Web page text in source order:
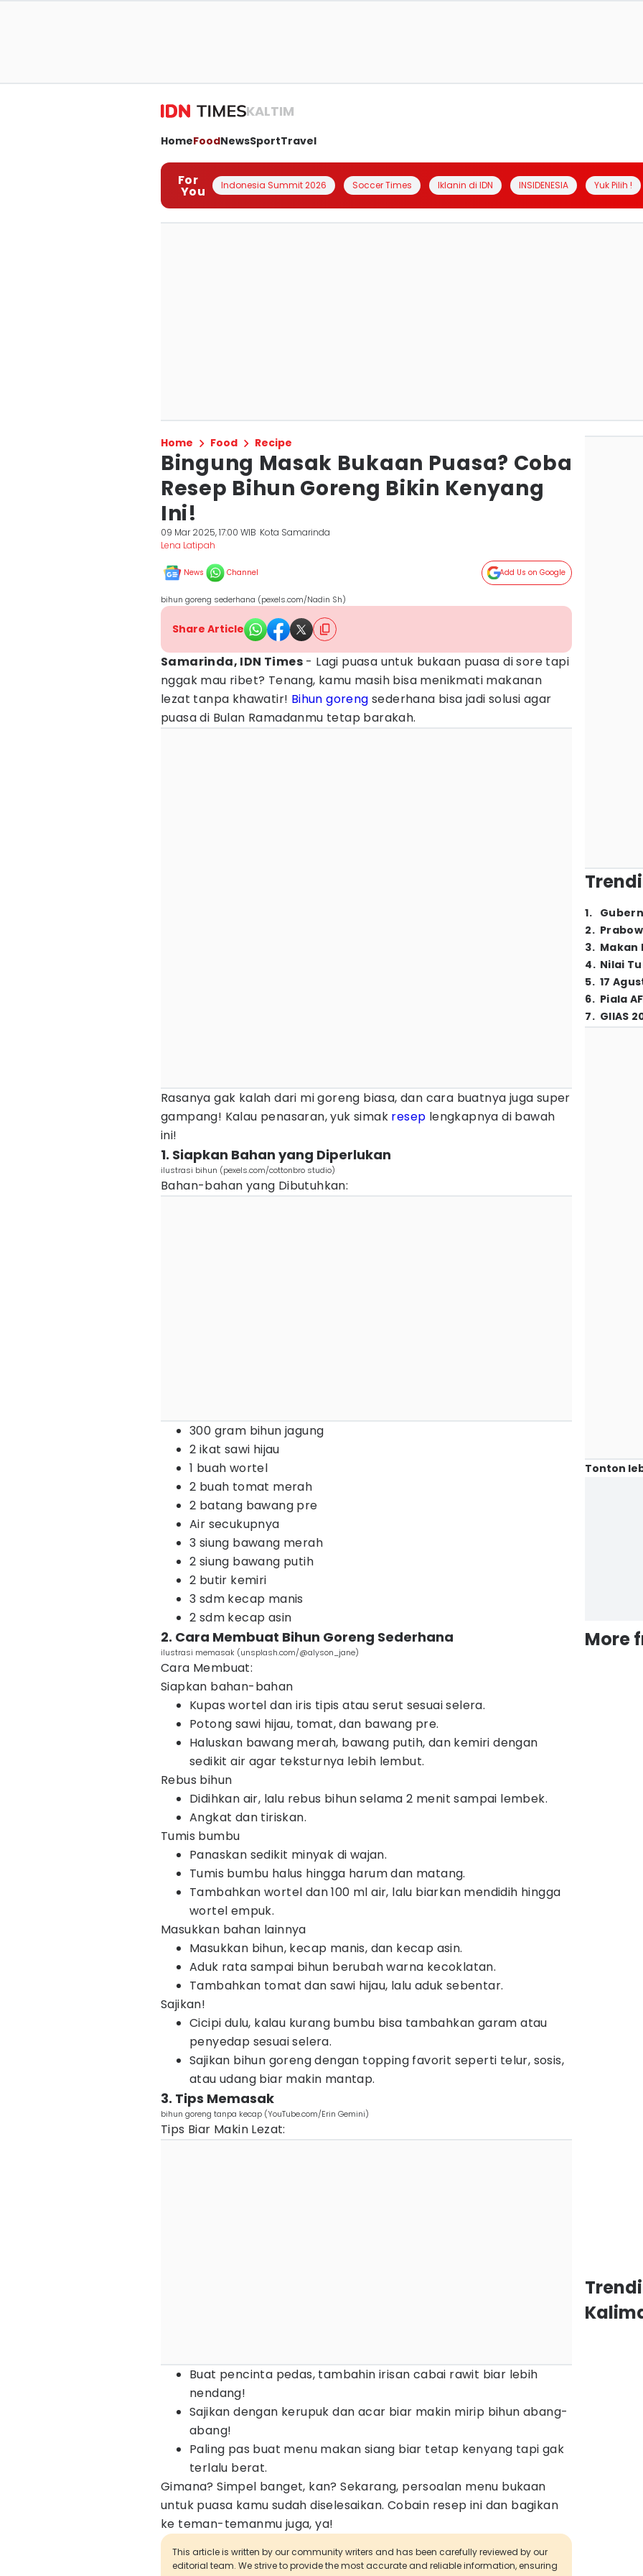
KALTIM
HomeFoodNewsSportTravel
For
You Indonesia Summit 2026 Soccer Times Iklanin di IDN INSIDENESIA Yuk Pilih !
Home Food Recipe
Bingung Masak Bukaan Puasa? Coba
Resep Bihun Goreng Bikin Kenyang
Ini!
09 Mar 2025, 17:00 WIB Kota Samarinda
Lena Latipah
News Channel Add Us on Google
bihun goreng sederhana (pexels.com/Nadin Sh)
Share Article
Samarinda, IDN Times - Lagi puasa untuk bukaan puasa di sore tapi
nggak mau ribet? Tenang, kamu masih bisa menikmati makanan
lezat tanpa khawatir! Bihun goreng sederhana bisa jadi solusi agar
puasa di Bulan Ramadanmu tetap barakah.
Rasanya gak kalah dari mi goreng biasa, dan cara buatnya juga super
gampang! Kalau penasaran, yuk simak resep lengkapnya di bawah
ini!
1. Siapkan Bahan yang Diperlukan
ilustrasi bihun (pexels.com/cottonbro studio)
Bahan-bahan yang Dibutuhkan:
300 gram bihun jagung
2 ikat sawi hijau
1 buah wortel
2 buah tomat merah
2 batang bawang pre
Air secukupnya
3 siung bawang merah
2 siung bawang putih
2 butir kemiri
3 sdm kecap manis
2 sdm kecap asin
2. Cara Membuat Bihun Goreng Sederhana
ilustrasi memasak (unsplash.com/@alyson_jane)
Cara Membuat:
Siapkan bahan-bahan
Kupas wortel dan iris tipis atau serut sesuai selera.
Potong sawi hijau, tomat, dan bawang pre.
Haluskan bawang merah, bawang putih, dan kemiri dengan
sedikit air agar teksturnya lebih lembut.
Rebus bihun
Didihkan air, lalu rebus bihun selama 2 menit sampai lembek.
Angkat dan tiriskan.
Tumis bumbu
Panaskan sedikit minyak di wajan.
Tumis bumbu halus hingga harum dan matang.
Tambahkan wortel dan 100 ml air, lalu biarkan mendidih hingga
wortel empuk.
Masukkan bahan lainnya
Masukkan bihun, kecap manis, dan kecap asin.
Aduk rata sampai bihun berubah warna kecoklatan.
Tambahkan tomat dan sawi hijau, lalu aduk sebentar.
Sajikan!
Cicipi dulu, kalau kurang bumbu bisa tambahkan garam atau
penyedap sesuai selera.
Sajikan bihun goreng dengan topping favorit seperti telur, sosis,
atau udang biar makin mantap.
3. Tips Memasak
bihun goreng tanpa kecap (YouTube.com/Erin Gemini)
Tips Biar Makin Lezat:
Buat pencinta pedas, tambahin irisan cabai rawit biar lebih
nendang!
Sajikan dengan kerupuk dan acar biar makin mirip bihun abang-
abang!
Paling pas buat menu makan siang biar tetap kenyang tapi gak
terlalu berat.
Gimana? Simpel banget, kan? Sekarang, persoalan menu bukaan
untuk puasa kamu sudah diselesaikan. Cobain resep ini dan bagikan
ke teman-temanmu juga, ya!
This article is written by our community writers and has been carefully reviewed by our
editorial team. We strive to provide the most accurate and reliable information, ensuring
1.
2.
3. Makan
4. Nilai
5. 17
6. Piala
7. GIIAS
Tonton
More